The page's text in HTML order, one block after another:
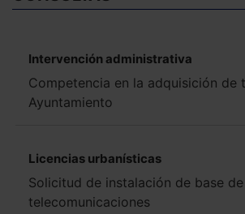
Intervención administrativa
Competencia en la adquisición de
Ayuntamiento
Licencias urbanísticas
Solicitud de instalación de base de
telecomunicaciones